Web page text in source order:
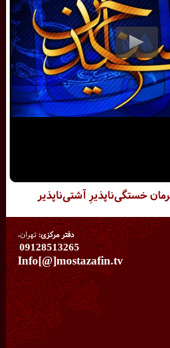
خستگى‌ناپذیرِ آشتى‌ناپذیر
دفتر مرکزی:تهران،
09128513265
Info[@]mostazafin.tv